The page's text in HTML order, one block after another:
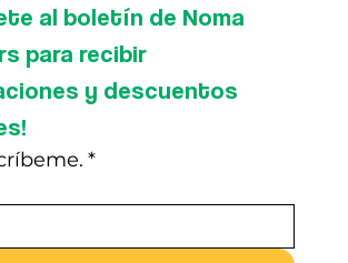
al boletín de Noma
para recibir
y descuentos
*